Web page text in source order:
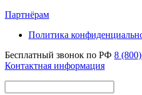
Партнёрам
Политика
Бесплатный звонок по РФ 8
Контактная информация